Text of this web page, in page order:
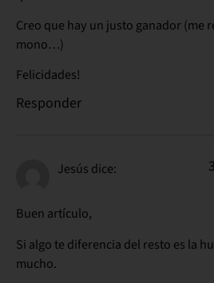
Creo que hay un justo ganador (me
mono…)
Felicidades!
Responder
Jesús dice:
Buen artículo,
Si algo te diferencia del resto es la
mucho.